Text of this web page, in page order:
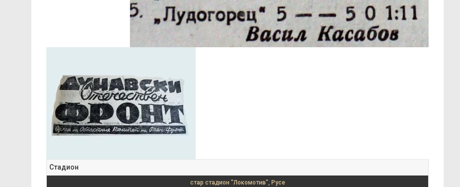
Стадион
стар стадион "Локомотив", Русе